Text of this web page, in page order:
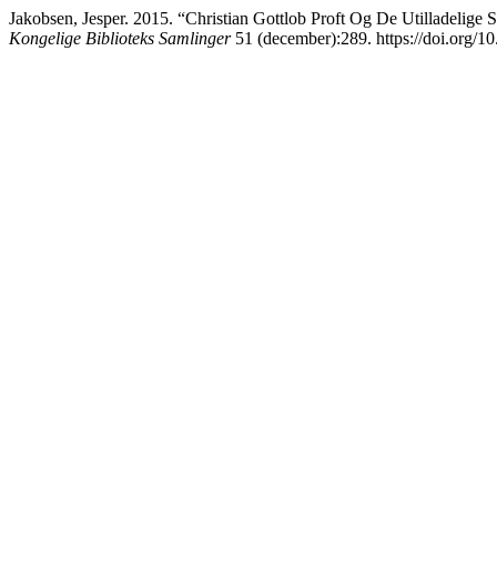
Jakobsen, Jesper. 2015. “Christian Gottlob Proft Og De
Kongelige Biblioteks Samlinger51 (december):289. https://doi.org/